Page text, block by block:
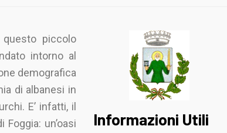
piccolo
intorno al
demografica
di albanesi in
E’ infatti, il
un’oasi
Informazioni Utili